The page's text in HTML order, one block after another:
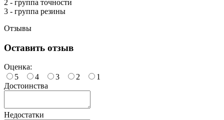
2 - группа точности
3 - группа резины
Отзывы
Оставить отзыв
Оценка:
5
4 3 2
1
Достоинства
Недостатки